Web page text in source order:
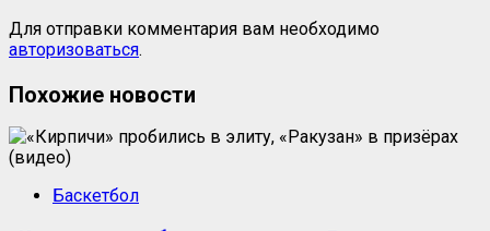
Для отправки комментария вам необходимо
авторизоваться.
Похожие новости
Баскетбол